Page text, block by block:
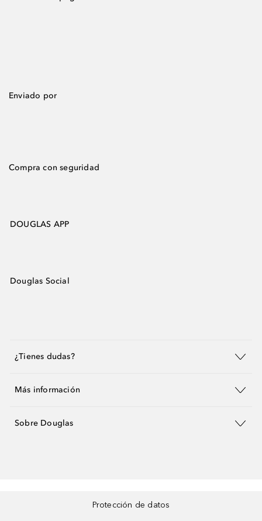
Enviado por
Compra con seguridad
DOUGLAS APP
Douglas Social
¿Tienes dudas?
Más información
Sobre Douglas
Protección de datos